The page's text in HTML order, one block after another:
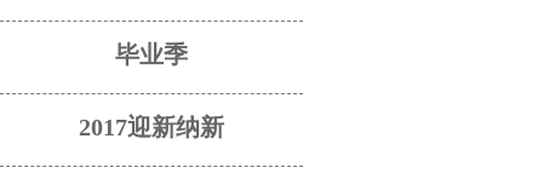
毕业季
2017迎新纳新